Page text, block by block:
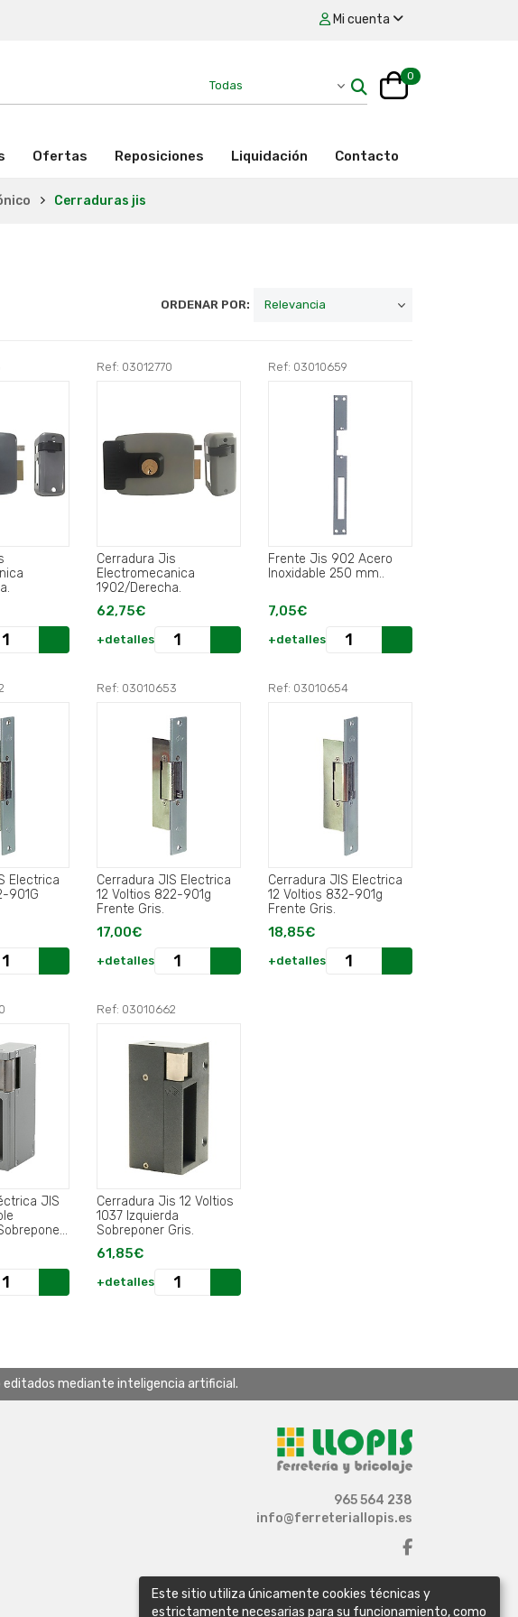
Mi cuenta
0
Ofertas Reposiciones Liquidación Contacto
Cerraduras jis
ORDENAR POR:
Ref: 03012770
Cerradura Jis
Electromecanica
1902/Derecha.
62,75€
+detalles
Ref: 03010659
Frente Jis 902 Acero
Inoxidable 250 mm..
7,05€
+detalles
Electrica
901G
Ref: 03010653
Cerradura JIS Electrica
12 Voltios 822-901g
Frente Gris.
17,00€
+detalles
Ref: 03010654
Cerradura JIS Electrica
12 Voltios 832-901g
Frente Gris.
18,85€
+detalles
JIS
Ref: 03010662
Cerradura Jis 12 Voltios
1037 Izquierda
Sobreponer Gris.
61,85€
+detalles
editados mediante inteligencia artificial.
965 564 238
info@ferreteriallopis.es
Este sitio utiliza únicamente cookies técnicas y
estrictamente necesarias para su funcionamiento, como